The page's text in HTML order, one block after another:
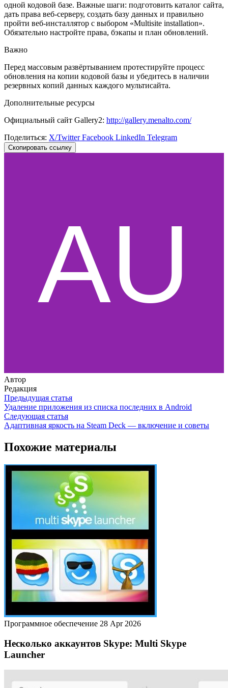
одной кодовой базе. Важные шаги: подготовить каталог сайта,
дать права веб-серверу, создать базу данных и правильно
пройти веб-инсталлятор с выбором «Multisite installation».
Обязательно настройте права, бэкапы и план обновлений.
Важно
Перед массовым развёртыванием протестируйте процесс
обновления на копии кодовой базы и убедитесь в наличии
резервных копий данных каждого мультисайта.
Дополнительные ресурсы
Официальный сайт Gallery2: http://gallery.menalto.com/
Поделиться: X/TwitterFacebook LinkedIn Telegram
Скопировать ссылку
Автор
Редакция
Предыдущая статья
Удаление приложения из списка последних в Android
Следующая статья
Адаптивная яркость на Steam Deck — включение и советы
Похожие материалы
Программное обеспечение 28 Apr 2026
Несколько аккаунтов Skype: Multi Skype
Launcher